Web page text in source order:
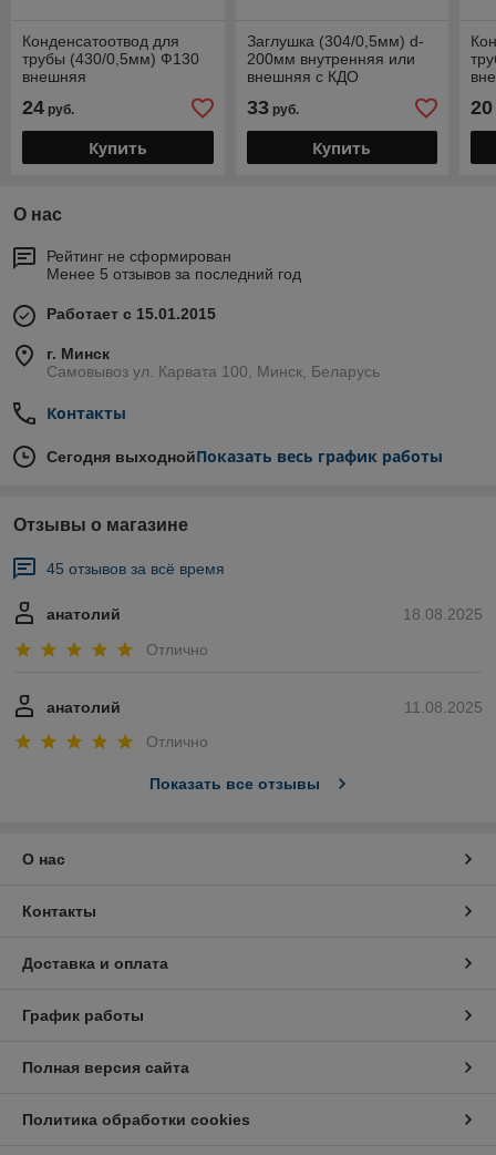
Конденсатоотвод для
трубы (430/0,5мм) Ф130
внешняя
24 руб.
Купить
Заглушка (304/0,5мм) d-
200мм внутренняя или
внешняя с КДО
33руб.
Купить
20
О нас
Рейтинг не сформирован
Менее 5 отзывов за последний год
Работает с 15.01.2015
г. Минск
Самовывоз ул. Карвата 100, Минск, Беларусь
Контакты
Сегодня выходнойПоказать весь график работы
Отзывы о магазине
45 отзывов за всё время
18.08.2025
анатолий
Отлично
11.08.2025
анатолий
Отлично
Показать все отзывы
О нас
Контакты
Доставка и оплата
График работы
Полная версия сайта
Политика обработки cookies